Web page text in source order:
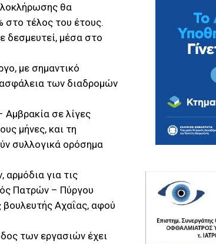
θα
στο τέλος του έτους.
δεσμευτεί, μέσα στο
με σημαντικό
ασφάλεια των διαδρομών
Αμβρακία σε λίγες
μήνες, και τη
συλλογικά ορόσημα
για τις
Πατρών – Πύργου
Αχαΐας, αφού
των εργασιών έχει